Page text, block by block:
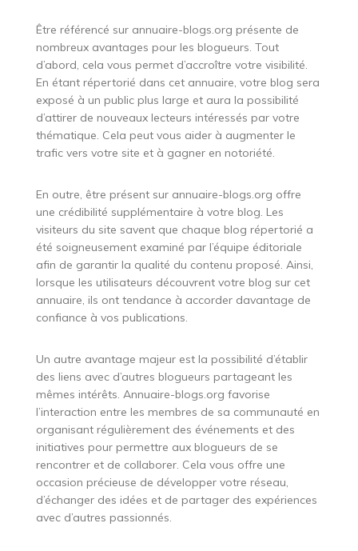
Être référencé sur annuaire-blogs.org présente de
nombreux avantages pour les blogueurs. Tout
d’abord, cela vous permet d’accroître votre visibilité.
En étant répertorié dans cet annuaire, votre blog sera
exposé à un public plus large et aura la possibilité
d’attirer de nouveaux lecteurs intéressés par votre
thématique. Cela peut vous aider à augmenter le
trafic vers votre site et à gagner en notoriété.
En outre, être présent sur annuaire-blogs.org offre
une crédibilité supplémentaire à votre blog. Les
visiteurs du site savent que chaque blog répertorié a
été soigneusement examiné par l’équipe éditoriale
afin de garantir la qualité du contenu proposé. Ainsi,
lorsque les utilisateurs découvrent votre blog sur cet
annuaire, ils ont tendance à accorder davantage de
confiance à vos publications.
Un autre avantage majeur est la possibilité d’établir
des liens avec d’autres blogueurs partageant les
mêmes intérêts. Annuaire-blogs.org favorise
l’interaction entre les membres de sa communauté en
organisant régulièrement des événements et des
initiatives pour permettre aux blogueurs de se
rencontrer et de collaborer. Cela vous offre une
occasion précieuse de développer votre réseau,
d’échanger des idées et de partager des expériences
avec d’autres passionnés.